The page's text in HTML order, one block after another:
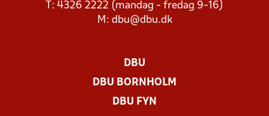
T: 4326 2222 (mandag - fredag 9-16)
M: dbu@dbu.dk
DBU
DBU BORNHOLM
DBU FYN